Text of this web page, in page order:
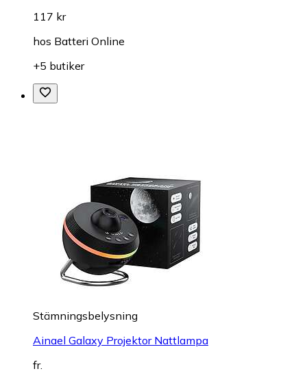
117 kr
hos Batteri Online
+5 butiker
Stämningsbelysning
Ainael Galaxy Projektor Nattlampa
fr.